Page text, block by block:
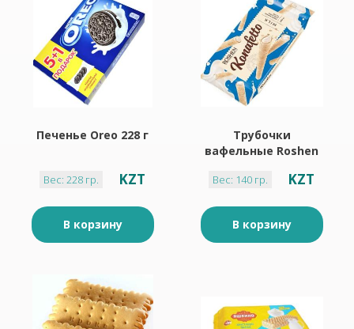
Печенье Oreo 228 г
Вес: 228 гр. KZT
В корзину
Трубочки
вафельные Roshen
молочной начинкой
Вес: 140 гр. KZT
В корзину